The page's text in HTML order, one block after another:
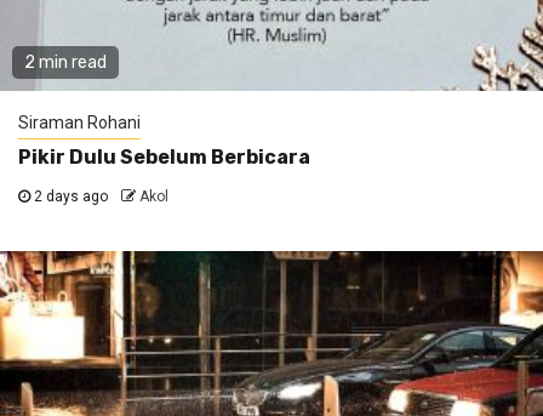
2 min read
Siraman Rohani
Pikir Dulu Sebelum Berbicara
2 days ago Akol